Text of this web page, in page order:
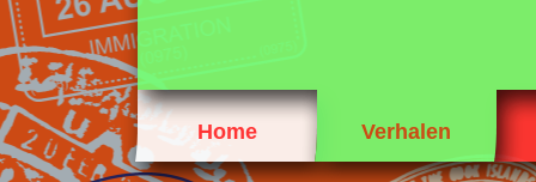
Home Verhalen